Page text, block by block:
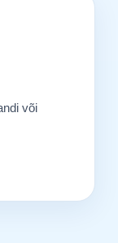
või